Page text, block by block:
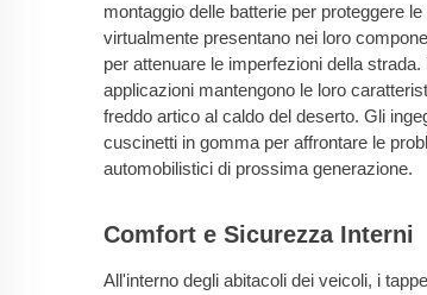
montaggio delle batterie per proteggere
virtualmente presentano nei loro
per attenuare le imperfezioni della
applicazioni mantengono le loro
freddo artico al caldo del deserto. Gli
cuscinetti in gomma per affrontare le
automobilistici di prossima generazione.
Comfort e Sicurezza Interni
All'interno degli abitacoli dei veicoli, i